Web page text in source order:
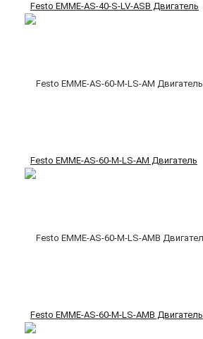
Festo EMME-AS-40-S-LV-ASB Двигатель
Festo EMME-AS-60-M-LS-AM Двигатель
Festo EMME-AS-60-M-LS-AMB Двигатель